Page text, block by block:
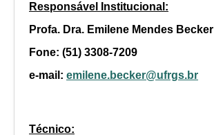
Responsável Institucional:
Profa. Dra. Emilene Mendes Becker
Fone: (51) 3308-7209
e-mail: emilene.becker@ufrgs.br
Técnico: